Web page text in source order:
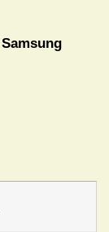
Samsung